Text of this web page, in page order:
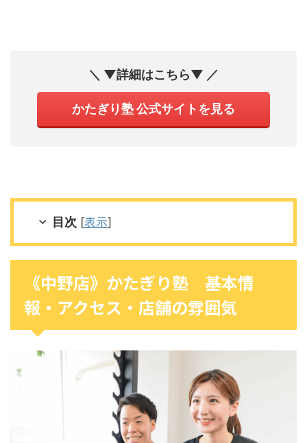
＼ ▼詳細はこちら▼ ／
かたぎり塾 公式サイトを見る
目次 [表示]
《中野店》かたぎり塾 基本情
報・アクセス・店舗の雰囲気